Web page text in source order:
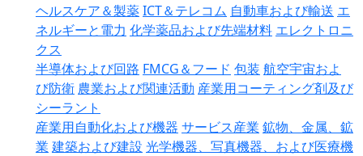
ヘルスケア＆製薬ICT＆テレコム 自動車および輸送 エ
ネルギーと電力 化学薬品および先端材料 エレクトロニ
クス
半導体および回路 FMCG＆フード 包装 航空宇宙およ
び防衛 農業および関連活動 産業用コーティング剤及び
シーラント
産業用自動化および機器 サービス産業 鉱物、金属、鉱
業 建築および建設 光学機器、写真機器、および医療機